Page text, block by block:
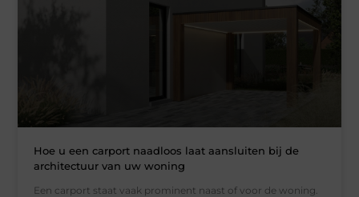
Hoe u een carport naadloos laat aansluiten bij de
architectuur van uw woning
Een carport staat vaak prominent naast of voor de woning.